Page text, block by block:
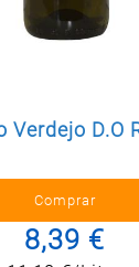
Postal
Verdejo D.O
8,39 €